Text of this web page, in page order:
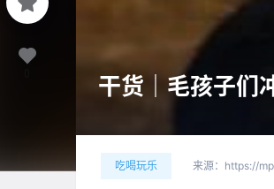
干货｜毛孩子们
吃喝玩乐 来源： https://